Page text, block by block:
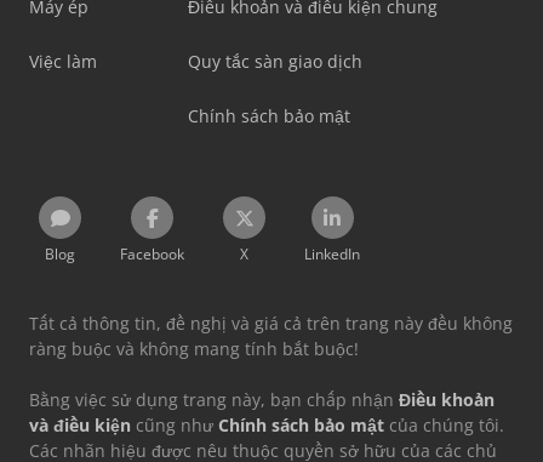
Máy ép
Việc làm
Điều khoản và điều kiện chung
Quy tắc sàn giao dịch
Chính sách bảo mật
Blog Facebook X LinkedIn
Tất cả thông tin, đề nghị và giá cả trên trang này đều không
ràng buộc và không mang tính bắt buộc!
Bằng việc sử dụng trang này, bạn chấp nhận Điều khoản
và điều kiện cũng như Chính sách bảo mật của chúng tôi.
Các nhãn hiệu được nêu thuộc quyền sở hữu của các chủ